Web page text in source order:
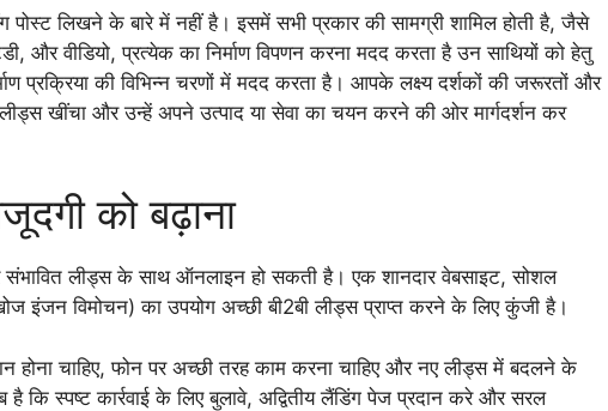
पोस्ट लिखने के बारे में नहीं है। इसमें सभी प्रकार की सामग्री शामिल होती है, जैसे
और वीडियो, प्रत्येक का निर्माण विपणन करना मदद करता है उन साथियों को हेतु
प्रक्रिया की विभिन्न चरणों में मदद करता है। आपके लक्ष्य दर्शकों की जरूरतों और
खींचा और उन्हें अपने उत्पाद या सेवा का चयन करने की ओर मार्गदर्शन कर
को बढ़ाना
लीड्स के साथ ऑनलाइन हो सकती है। एक शानदार वेबसाइट, सोशल
इंजन विमोचन) का उपयोग अच्छी बी2बी लीड्स प्राप्त करने के लिए कुंजी है।
होना चाहिए, फोन पर अच्छी तरह काम करना चाहिए और नए लीड्स में बदलने के
कि स्पष्ट कार्रवाई के लिए बुलावे, अद्वितीय लैंडिंग पेज प्रदान करे और सरल